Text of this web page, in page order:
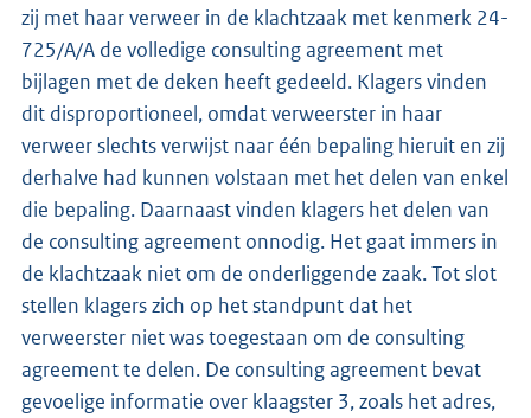
zij met haar verweer in de klachtzaak met kenmerk 24-
725/A/A de volledige consulting agreement met
bijlagen met de deken heeft gedeeld. Klagers vinden
dit disproportioneel, omdat verweerster in haar
verweer slechts verwijst naar één bepaling hieruit en zij
derhalve had kunnen volstaan met het delen van enkel
die bepaling. Daarnaast vinden klagers het delen van
de consulting agreement onnodig. Het gaat immers in
de klachtzaak niet om de onderliggende zaak. Tot slot
stellen klagers zich op het standpunt dat het
verweerster niet was toegestaan om de consulting
agreement te delen. De consulting agreement bevat
gevoelige informatie over klaagster 3, zoals het adres,